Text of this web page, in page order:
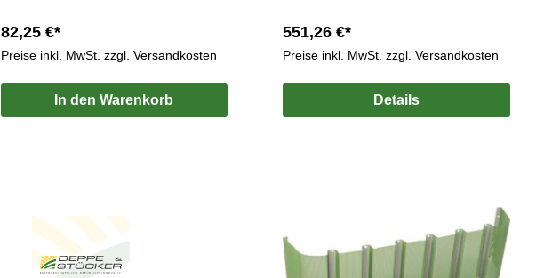
82,25 €*
Preise inkl. MwSt. zzgl. Versandkosten
In den Warenkorb
551,26 €*
Preise inkl. MwSt. zzgl. Versandkosten
Details